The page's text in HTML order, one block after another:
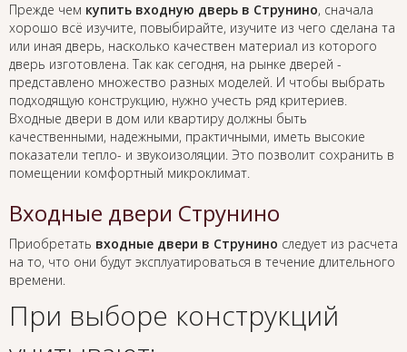
Прежде чем купить входную дверь в Струнино, сначала
хорошо всё изучите, повыбирайте, изучите из чего сделана та
или иная дверь, насколько качествен материал из которого
дверь изготовлена. Так как сегодня, на рынке дверей -
представлено множество разных моделей. И чтобы выбрать
подходящую конструкцию, нужно учесть ряд критериев.
Входные двери в дом или квартиру должны быть
качественными, надежными, практичными, иметь высокие
показатели тепло- и звукоизоляции. Это позволит сохранить в
помещении комфортный микроклимат.
Входные двери Струнино
Приобретать входные двери в Струнино следует из расчета
на то, что они будут эксплуатироваться в течение длительного
времени.
При выборе конструкций